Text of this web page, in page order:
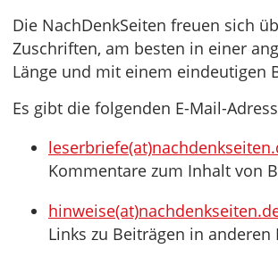
Die NachDenkSeiten freuen sich
Zuschriften, am besten in einer
Länge und mit einem eindeutigen
Es gibt die folgenden E-Mail-
Kommentare zum Inhalt von
Links zu Beiträgen in anderen